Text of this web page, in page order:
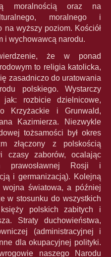
moralnością oraz na
moralnego i
wyższy poziom. Kościół
i wychowawcą narodu.
że w ponad
to religia katolicka,
zasadniczo do uratowania
polskiego. Wystarczy
rozbicie dzielnicowe,
Krzyżackie i Grunwald,
Kazimierza. Niezwykle
tożsamości był okres
złączony z polskością
czasy zaborów, ocalając
prawosławnej Rosji i
i germanizacją). Kolejną
światowa, a później
w stosunku do wszystkich
polskich zabitych i
Straty duchowieństwa,
(administracyjnej i
dla okupacyjnej polityki.
naszego Narodu